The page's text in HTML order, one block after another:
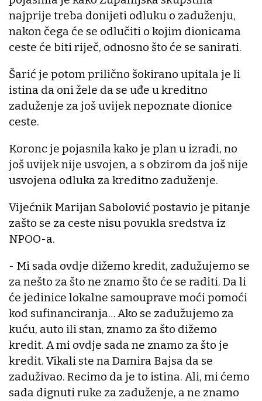
najprije treba donijeti odluku o zaduženju,
nakon čega će se odlučiti o kojim dionicama
ceste će biti riječ, odnosno što će se sanirati.
Šarić je potom prilično šokirano upitala je li
istina da oni žele da se uđe u kreditno
zaduženje za još uvijek nepoznate dionice
ceste.
Koronc je pojasnila kako je plan u izradi, no
još uvijek nije usvojen, a s obzirom da još nije
usvojena odluka za kreditno zaduženje.
Vijećnik Marijan Sabolović postavio je pitanje
zašto se za ceste nisu povukla sredstva iz
NPOO-a.
- Mi sada ovdje dižemo kredit, zadužujemo se
za nešto za što ne znamo što će se raditi. Da li
će jedinice lokalne samouprave moći pomoći
kod sufinanciranja… Ako se zadužujemo za
kuću, auto ili stan, znamo za što dižemo
kredit. A mi ovdje sada ne znamo za što je
kredit. Vikali ste na Damira Bajsa da se
zaduživao. Recimo da je to istina. Ali, mi ćemo
sada dignuti ruke za zaduženje, a ne znamo